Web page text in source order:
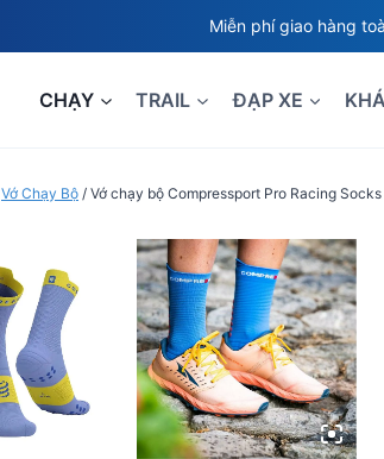
Miễn phí giao hàng
CHẠY TRAIL ĐẠP XE
Vớ Chạy Bộ / Vớ chạy bộ Compressport Pro Racing